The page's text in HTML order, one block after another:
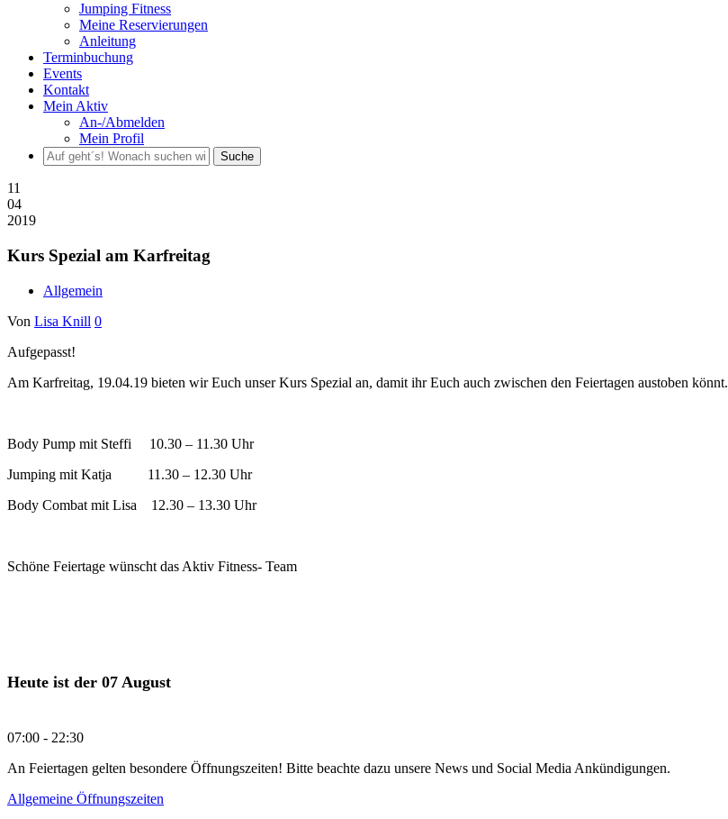
Jumping Fitness
Meine Reservierungen
Anleitung
Terminbuchung
Events
Kontakt
Mein Aktiv
An-/Abmelden
Mein Profil
Suche
11
04
2019
Kurs Spezial am Karfreitag
Allgemein
Von Lisa Knill 0
Aufgepasst!
Am Karfreitag, 19.04.19 bieten wir Euch unser Kurs Spezial an, damit ihr Euch auch zwischen den Feiertagen austoben könnt.
Body Pump mit Steffi 10.30 – 11.30 Uhr
Jumping mit Katja 11.30 – 12.30 Uhr
Body Combat mit Lisa 12.30 – 13.30 Uhr
Schöne Feiertage wünscht das Aktiv Fitness- Team
Heute ist der 07 August
07:00 - 22:30
An Feiertagen gelten besondere Öffnungszeiten! Bitte beachte dazu unsere News und Social Media Ankündigungen.
Allgemeine Öffnungszeiten